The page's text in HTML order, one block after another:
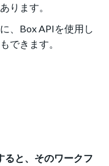
ります。
、Box APIを使用し
できます。
ると、そのワークフ